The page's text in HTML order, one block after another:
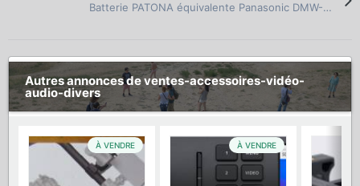
Batterie PATONA équivalente Panasonic DMW-BLG10
Autres annonces de ventes-accessoires-vidéo-
audio-divers
À VENDRE À VENDRE